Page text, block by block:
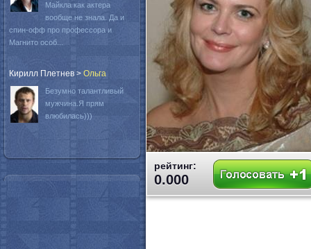
рейтинг:
0.000
Майкла как актера
вообще не знала. Да и
спин-офф про профессора и
Магнито особ...
Кирилл Плетнев > Oльга
Безумно талантливый
мужчина.Я прям
влюбилась)))